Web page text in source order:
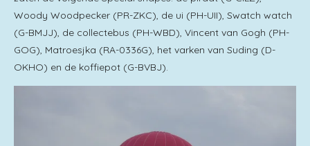
Woody Woodpecker (PR-ZKC), de ui (PH-UII), Swatch watch
(G-BMJJ), de collectebus (PH-WBD), Vincent van Gogh (PH-
GOG), Matroesjka (RA-0336G), het varken van Suding (D-
OKHO) en de koffiepot (G-BVBJ).